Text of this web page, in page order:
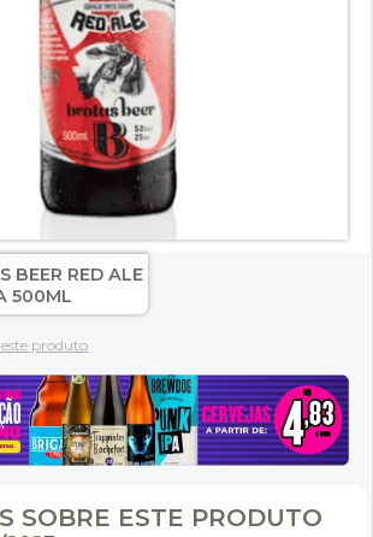
BEER RED ALE
500ML
produto
SOBRE ESTE PRODUTO